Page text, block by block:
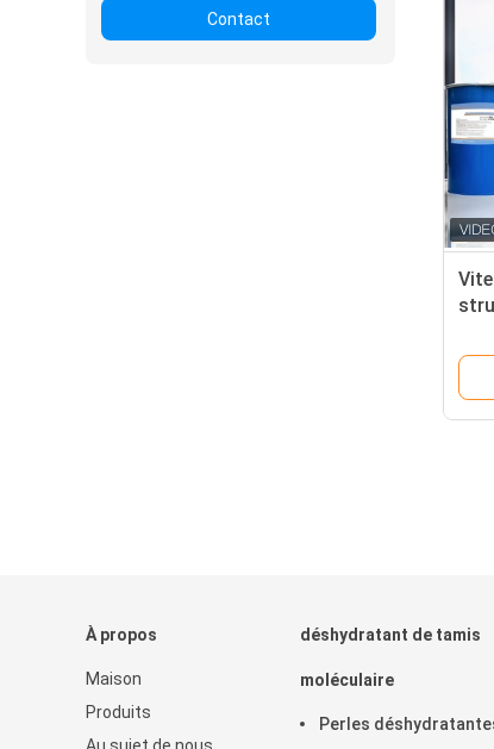
Contact
À propos
Maison
Produits
déshydratant de tamis
moléculaire
Perles